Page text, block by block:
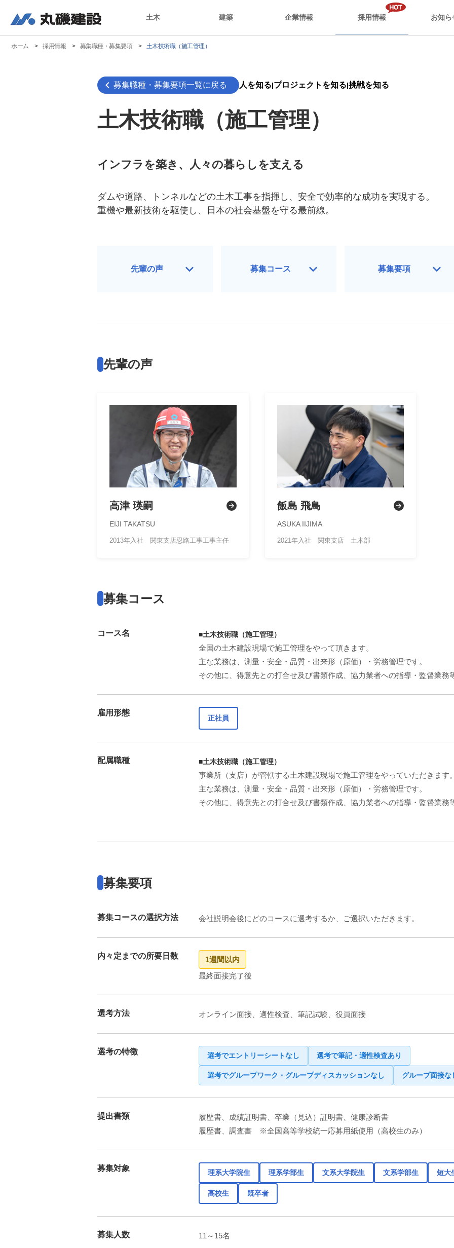
丸磯建設株式会社
土木 建築 企業情報 採用情報 お知ら
ホーム 採用情報 募集職種・募集要項 土木技術職（施工管理）
募集職種・募集要項一覧に戻る 人を知る|プロジェクトを知る|挑戦を知る
土木技術職 （施工管理）
インフラを築き、人々の暮らしを支える
ダムや道路、トンネルなどの土木工事を指揮し、安全で効率的な成功を実現する。
重機や最新技術を駆使し、日本の社会基盤を守る最前線。
先輩の声 募集コース 募集要項
先輩の声
高津 瑛嗣
EIJI TAKATSU
2013年入社 関東支店忍路工事工事主任
飯島 飛鳥
ASUKA IIJIMA
2021年入社 関東支店 土木部
募集コース
コース名 ■土木技術職（施工管理）
全国の土木建設現場で施工管理をやって頂きます。
主な業務は、測量・安全・品質・出来形（原価）・労務管理です。
その他に、得意先との打合せ及び書類作成、協力業者への指導・監督業務
雇用形態
正社員
配属職種 ■土木技術職（施工管理）
事業所（支店）が管轄する土木建設現場で施工管理をやっていただきます
主な業務は、測量・安全・品質・出来形（原価）・労務管理です。
その他に、得意先との打合せ及び書類作成、協力業者への指導・監督業務
募集要項
募集コースの選択方法 会社説明会後にどのコースに選考するか、ご選択いただきます。
内々定までの所要日数
1週間以内
最終面接完了後
選考方法 オンライン面接、適性検査、筆記試験、役員面接
選考の特徴 選考でエントリーシートなし 選考で筆記・適性検査あり
選考でグループワーク・ グループディスカッションなし グループ面接な
提出書類
履歴書、成績証明書、卒業（見込）証明書、健康診断書
履歴書、調査書 ※全国高等学校統一応募用紙使用（高校生のみ）
募集対象 理系大学院生 理系学部生 文系大学院生 文系学部生 短大
高校生 既卒者
募集人数 11～15名